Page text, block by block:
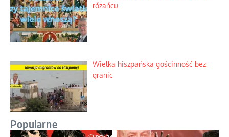
różańcu
Wielka hiszpańska gościnność bez
granic
Popularne